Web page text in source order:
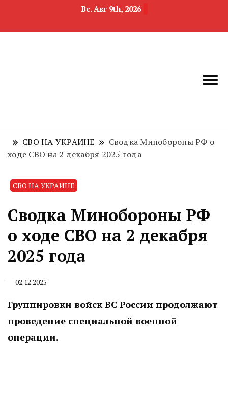
Вс. Авг 9th, 2026
область
недвижимости
СВО НА УКРАИНЕ
Сводка Минобороны РФ о
ходе СВО на 2 декабря 2025 года
СВО НА УКРАИНЕ
Сводка Минобороны РФ
о ходе СВО на 2 декабря
2025 года
02.12.2025
Группировки войск ВС России продолжают
проведение специальной военной
операции.